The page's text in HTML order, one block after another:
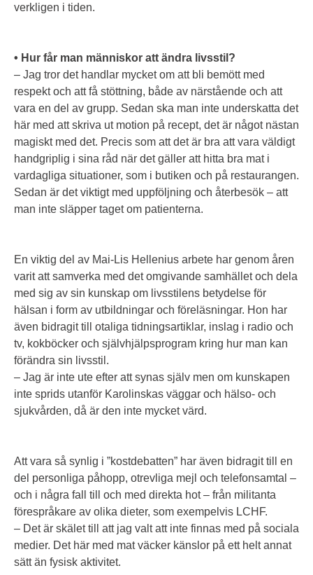
verkligen i tiden.
• Hur får man människor att ändra livsstil?
– Jag tror det handlar mycket om att bli bemött med
respekt och att få stöttning, både av närstående och att
vara en del av grupp. Sedan ska man inte underskatta det
här med att skriva ut motion på recept, det är något nästan
magiskt med det. Precis som att det är bra att vara väldigt
handgriplig i sina råd när det gäller att hitta bra mat i
vardagliga situationer, som i butiken och på restaurangen.
Sedan är det viktigt med uppföljning och återbesök – att
man inte släpper taget om patienterna.
En viktig del av Mai-Lis Hellenius arbete har genom åren
varit att samverka med det omgivande samhället och dela
med sig av sin kunskap om livsstilens betydelse för
hälsan i form av utbildningar och föreläsningar. Hon har
även bidragit till otaliga tidningsartiklar, inslag i radio och
tv, kokböcker och självhjälpsprogram kring hur man kan
förändra sin livsstil.
– Jag är inte ute efter att synas själv men om kunskapen
inte sprids utanför Karolinskas väggar och hälso- och
sjukvården, då är den inte mycket värd.
Att vara så synlig i ”kostdebatten” har även bidragit till en
del personliga påhopp, otrevliga mejl och telefonsamtal –
och i några fall till och med direkta hot – från militanta
förespråkare av olika dieter, som exempelvis LCHF.
– Det är skälet till att jag valt att inte finnas med på sociala
medier. Det här med mat väcker känslor på ett helt annat
sätt än fysisk aktivitet.